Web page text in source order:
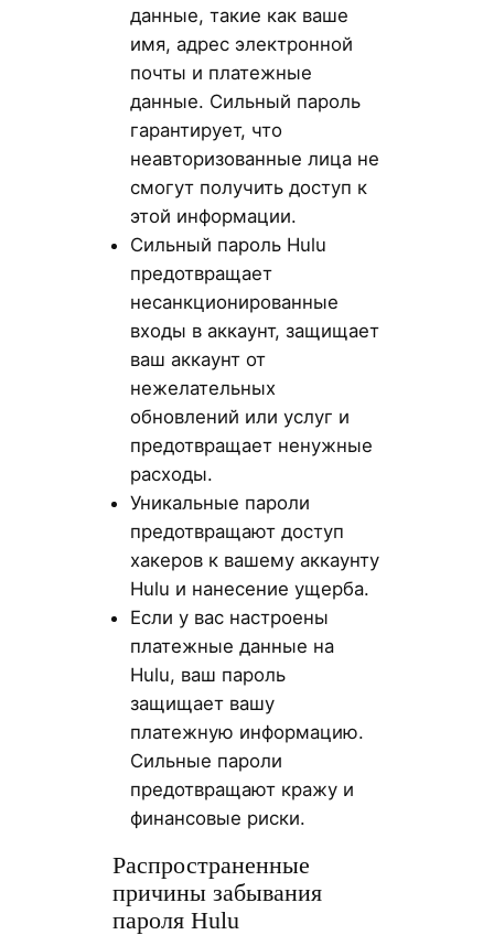
данные, такие как ваше
имя, адрес электронной
почты и платежные
данные. Сильный пароль
гарантирует, что
неавторизованные лица не
смогут получить доступ к
этой информации.
Сильный пароль Hulu
предотвращает
несанкционированные
входы в аккаунт, защищает
ваш аккаунт от
нежелательных
обновлений или услуг и
предотвращает ненужные
расходы.
Уникальные пароли
предотвращают доступ
хакеров к вашему аккаунту
Hulu и нанесение ущерба.
Если у вас настроены
платежные данные на
Hulu, ваш пароль
защищает вашу
платежную информацию.
Сильные пароли
предотвращают кражу и
финансовые риски.
Распространенные
причины забывания
пароля Hulu